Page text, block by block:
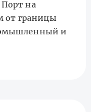
на
от границы
и